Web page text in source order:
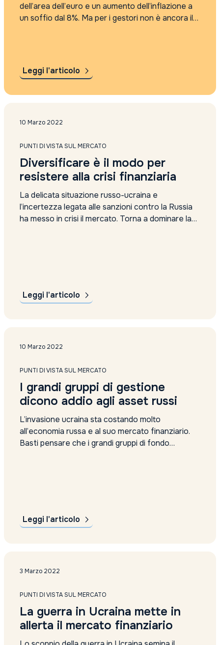
dell’area dell’euro e un aumento dell’inflazione a
un soffio dal 8%. Ma per i gestori non è ancora il
Leggi l'articolo
10 Marzo 2022
PUNTI DI VISTA SUL MERCATO
Diversificare è il modo per
resistere alla crisi finanziaria
La delicata situazione russo-ucraina e
l’incertezza legata alle sanzioni contro la Russia
ha messo in crisi il mercato. Torna a dominare la
Leggi l'articolo
10 Marzo 2022
PUNTI DI VISTA SUL MERCATO
I grandi gruppi di gestione
dicono addio agli asset russi
L’invasione ucraina sta costando molto
all’economia russa e al suo mercato finanziario.
Basti pensare che i grandi gruppi di fondo
Leggi l'articolo
3 Marzo 2022
PUNTI DI VISTA SUL MERCATO
La guerra in Ucraina mette in
allerta il mercato finanziario